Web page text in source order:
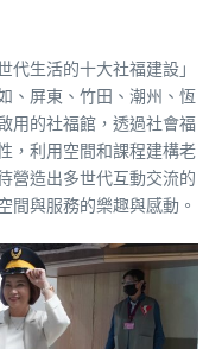
生活的十大社福建設」
、屏東、竹田、潮州、恆
用的社福館，透過社會福
，利用空間和課程建構老
營造出多世代互動交流的
間與服務的樂趣與感動。